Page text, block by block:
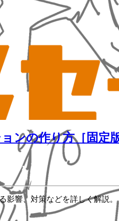
ンの作り方［固
影響、対策などを詳しく解説。